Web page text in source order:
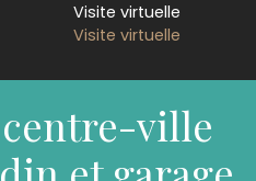
Visite virtuelle
Visite virtuelle
ville